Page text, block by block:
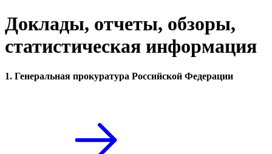
Доклады, отчеты, обзоры,
статистическая информация
1. Генеральная прокуратура Российской Федерации